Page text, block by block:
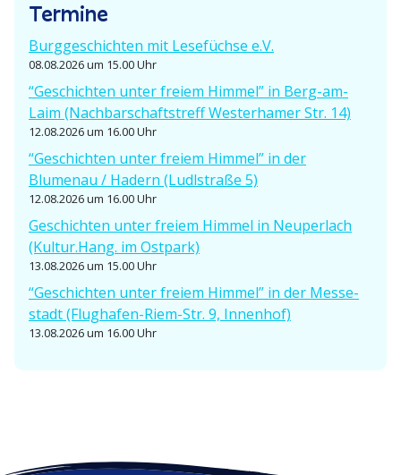
Termine
Burgge­schichten mit Lesefüchse e.V.
08.08.2026 um 15.00 Uhr
“Geschichten unter freiem Himmel” in Berg-am-
Laim (Nachbar­schafts­treff Wester­hamer Str. 14)
12.08.2026 um 16.00 Uhr
“Geschichten unter freiem Himmel” in der
Blumenau / Hadern (Ludlstraße 5)
12.08.2026 um 16.00 Uhr
Geschichten unter freiem Himmel in Neuperlach
(Kultur.Hang. im Ostpark)
13.08.2026 um 15.00 Uhr
“Geschichten unter freiem Himmel” in der Messe­
stadt (Flughafen-Riem-Str. 9, Innenhof)
13.08.2026 um 16.00 Uhr